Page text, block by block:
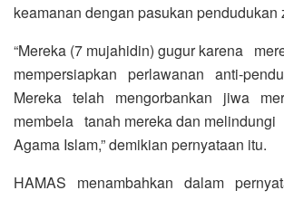
keamanan dengan pasukan
“Mereka (7 mujahidin) gugur karena
mempersiapkan perlawanan anti-
Mereka telah mengorbankan jiwa
membela tanah mereka dan melindungi
Agama Islam,” demikian pernyataan itu.
HAMAS menambahkan dalam